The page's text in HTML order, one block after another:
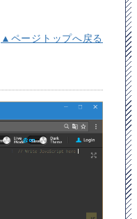
▲ページトップへ戻る